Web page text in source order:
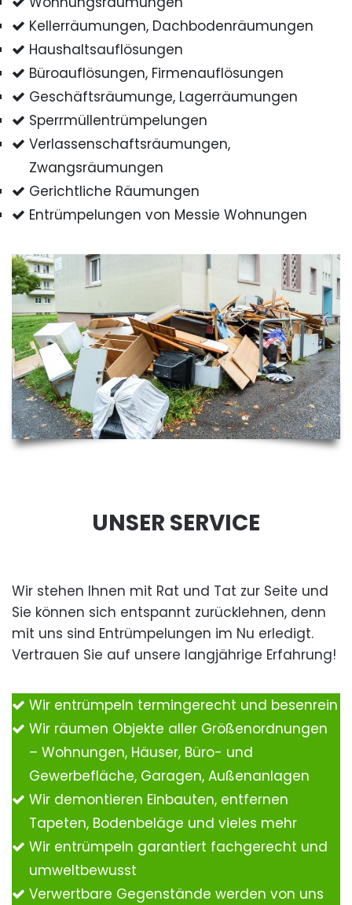
Kellerräumungen, Dachbodenräumungen
Haushaltsauflösungen
Büroauflösungen, Firmenauflösungen
Geschäftsräumunge, Lagerräumungen
Sperrmüllentrümpelungen
Verlassenschaftsräumungen,
Zwangsräumungen
Gerichtliche Räumungen
Entrümpelungen von Messie Wohnungen
UNSER SERVICE
Wir stehen Ihnen mit Rat und Tat zur Seite und
Sie können sich entspannt zurücklehnen, denn
mit uns sind Entrümpelungen im Nu erledigt.
Vertrauen Sie auf unsere langjährige Erfahrung!
Wir entrümpeln termingerecht und besenrein
Wir räumen Objekte aller Größenordnungen
– Wohnungen, Häuser, Büro- und
Gewerbefläche, Garagen, Außenanlagen
Wir demontieren Einbauten, entfernen
Tapeten, Bodenbeläge und vieles mehr
Wir entrümpeln garantiert fachgerecht und
umweltbewusst
Verwertbare Gegenstände werden von uns